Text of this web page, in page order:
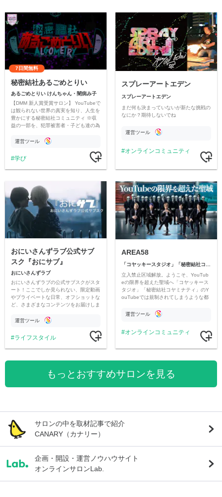
7日間無料
秘密結社あるごめとりい
あるごめとりい けんちゃん・闇病み子
【DMM 新人賞受賞サロン】 YouTubeで
は観られない世界の真実を知り、人生を
豊かにする秘密結社コミュニティ ※収
益の一部を、犯罪被害者・子ども達の為
す運営ツール
学び
スプレーアートエデン
スプレーアートエデン
まだ何も決まっていないが新たな挑戦の
なにか？期待しないでね
運営ツール
オンラインコミュニティ
おにいさんずラブ公式サブ
スク『おにサブ』
おにいさんずラブ
おにいさんずラブの公式サブスクがスタ
ート！ここでしか見られない、限定動画
やプライベートな日常、オフショットな
ど、さまざまなコンテンツをお届けしま
運営ツール
ライフスタイル
AREA58
立入禁止区域解放。ようこそ、YouTub
eの限界を超えた聖域へ「コヤッキース
タジオ」「秘密結社コヤミナティ」のY
ouTubeでは規制されてしまうような都
公開。
運営ツール
オンラインコミュニティ
もっとおすすめサロンを見る
サロンの中を取材記事で紹介
CANARY（カナリー）
企画・開設・運営ノウハウサイト
オンラインサロンLab.